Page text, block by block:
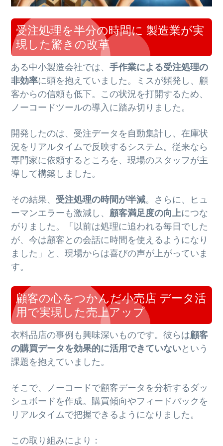
受注処理を半分の時間に 製造業が実
現した驚きの改革
ある中小製造会社では、手作業による受注処理の
非効率に頭を抱えていました。ミスが頻発し、顧
客からの信頼も低下。この状況を打開するため、
ノーコードツールの導入に踏み切りました。
開発したのは、受注データを自動集計し、在庫状
況をリアルタイムで反映するシステム。従来なら
専門家に依頼するところを、現場のスタッフが主
導して構築しました。
その結果、 受注処理の時間が半減。さらに、ヒュ
ーマンエラーも激減し、 顧客満足度の向上につな
がりました。「以前は処理に追われる毎日でした
が、今は顧客との会話に時間を使えるようになり
ました」と、現場からは喜びの声が上がっていま
す。
顧客の心をつかんだ小売店 データ活
用で実現した売上アップ
衣料品店の事例も興味深いものです。彼らは顧客
の購買データを効果的に活用できていないという
課題を抱えていました。
そこで、ノーコードで顧客データを分析するダッ
シュボードを作成。購買傾向やフィードバックを
リアルタイムで把握できるようになりました。
この取り組みにより：